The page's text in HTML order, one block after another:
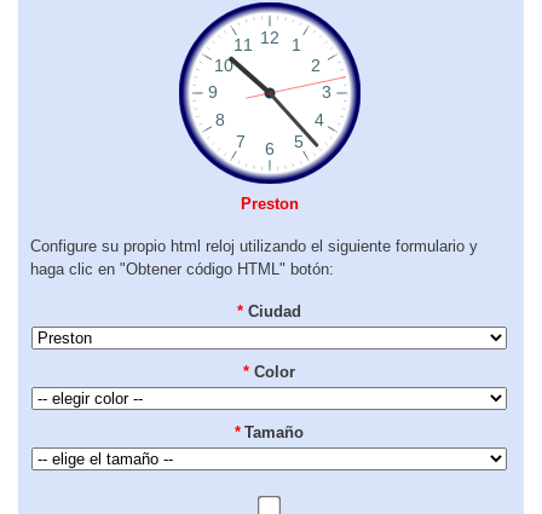
Preston
Configure su propio html reloj utilizando el siguiente formulario y
haga clic en "Obtener código HTML" botón:
* Ciudad
* Color
* Tamaño